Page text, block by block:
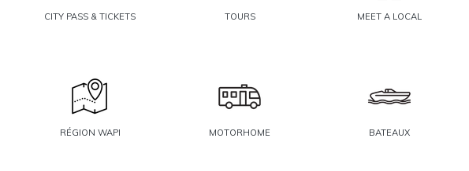
CITY PASS & TICKETS TOURS MEET A LOCAL
RÉGION WAPI MOTORHOME BATEAUX